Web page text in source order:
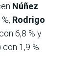
Núñez
Rodrigo
6,8 % y
1,9 %.